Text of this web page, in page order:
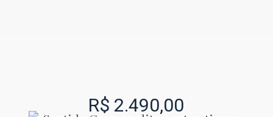
R$ 2.490,00